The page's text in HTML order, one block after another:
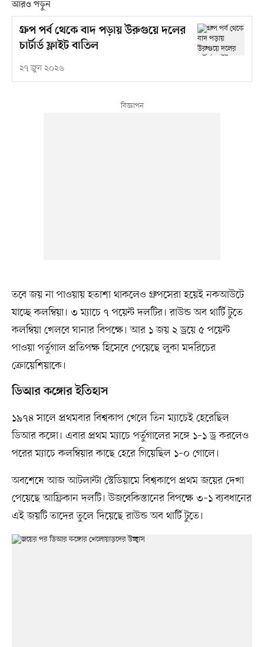
আরও পড়ুন
গ্রুপ পর্ব থেকে বাদ পড়ায় উরুগুয়ে দলের
চার্টার্ড ফ্লাইট বাতিল
২৭ জুন ২০২৬
তবে জয় না পাওয়ায় হতাশা থাকলেও গ্রুপসেরা হয়েই নকআউটে
যাচ্ছে কলম্বিয়া। ৩ ম্যাচে ৭ পয়েন্ট দলটির। রাউন্ড অব থার্টি টুতে
কলম্বিয়া খেলবে ঘানার বিপক্ষে। আর ১ জয় ২ ড্রয়ে ৫ পয়েন্ট
পাওয়া পর্তুগাল প্রতিপক্ষ হিসেবে পেয়েছে লুকা মদরিচের
ক্রোয়েশিয়াকে।
ডিআর কঙ্গোর ইতিহাস
১৯৭৪ সালে প্রথমবার বিশ্বকাপ খেলে তিন ম্যাচেই হেরেছিল
ডিআর কঙ্গো। এবার প্রথম ম্যাচে পর্তুগালের সঙ্গে ১–১ ড্র করলেও
পরের ম্যাচে কলম্বিয়ার কাছে হেরে গিয়েছিল ১–০ গোলে।
অবশেষে আজ আটলান্টা স্টেডিয়ামে বিশ্বকাপে প্রথম জয়ের দেখা
পেয়েছে আফ্রিকান দলটি। উজবেকিস্তানের বিপক্ষে ৩–১ ব্যবধানের
এই জয়টি তাদের তুলে দিয়েছে রাউন্ড অব থার্টি টুতে।